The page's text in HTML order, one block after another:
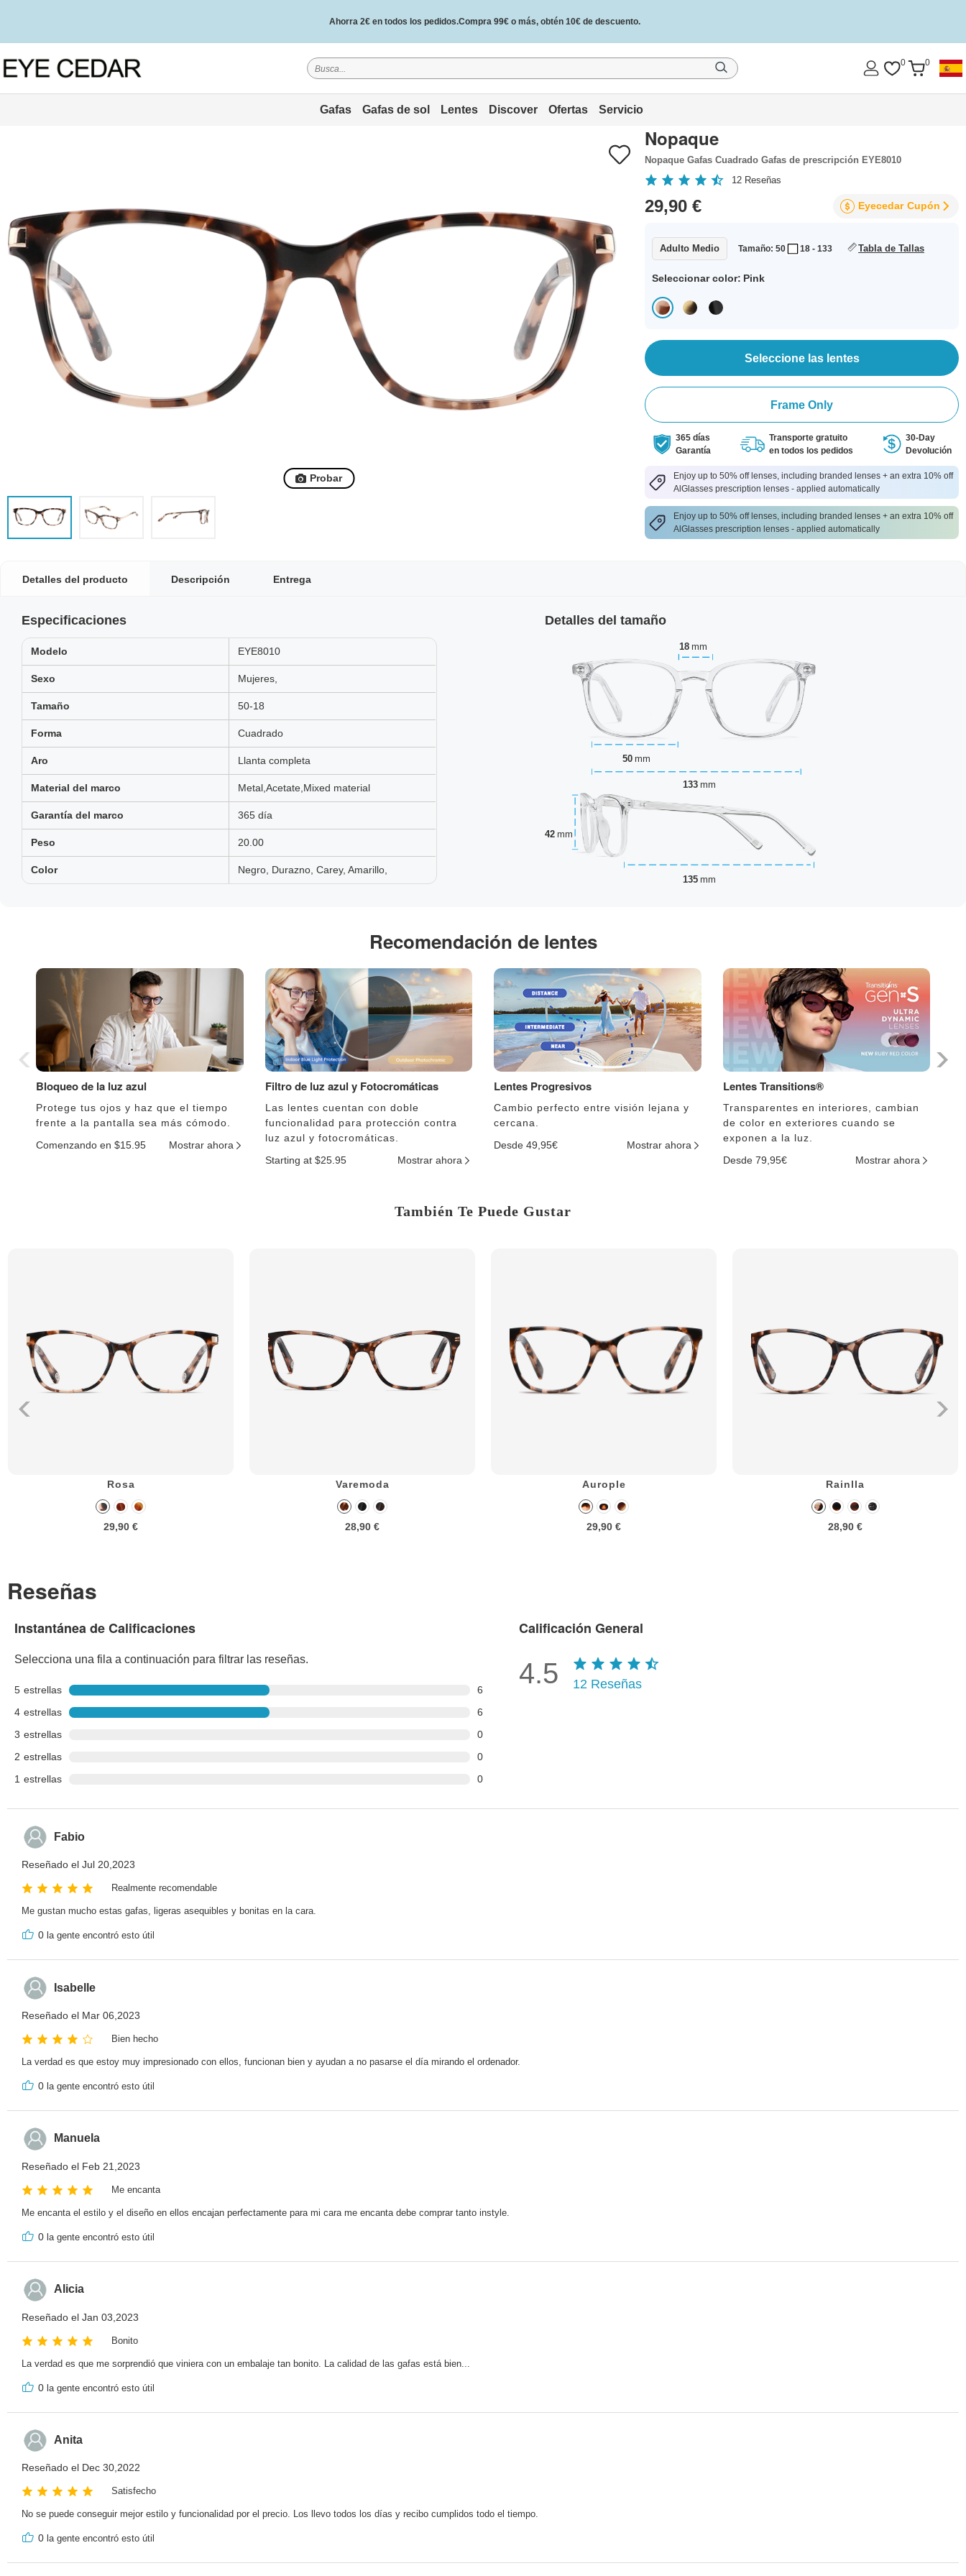
Ahorra 2€ en todos los pedidos.Compra 99€ o más, obtén 10€ de descuento.
2 años de garantía de calidad y 30 días de garantía de devolución del dinero. 0 0
Gafas Gafas de sol Lentes Discover Ofertas Servicio
Probar
Nopaque
Nopaque Gafas Cuadrado Gafas de prescripción EYE8010
12 Reseñas
29,90 € Eyecedar Cupón
Adulto Medio Tamaño: 50 18 - 133 Tabla de Tallas
Seleccionar color: Pink
Seleccione las lentes
Frame Only
365 días
Garantía
Transporte gratuito
en todos los pedidos
30-Day
Devolución
Enjoy up to 50% off lenses, including branded lenses + an extra 10% off
AlGlasses prescription lenses - applied automatically
Enjoy up to 50% off lenses, including branded lenses + an extra 10% off
AlGlasses prescription lenses - applied automatically
Detalles del producto Descripción Entrega
Especificaciones
Modelo EYE8010
Sexo Mujeres,
Tamaño 50-18
Forma Cuadrado
Aro Llanta completa
Material del marco Metal,Acetate,Mixed material
Garantía del marco 365 día
Peso 20.00
Color Negro, Durazno, Carey, Amarillo,
Detalles del tamaño
18 mm
50 mm
42 mm
133 mm
135 mm
Recomendación de lentes
Bloqueo de la luz azul
Protege tus ojos y haz que el tiempo
frente a la pantalla sea más cómodo.
Comenzando en $15.95
Mostrar ahora
Filtro de luz azul y Fotocromáticas
Las lentes cuentan con doble
funcionalidad para protección contra
luz azul y fotocromáticas.
Starting at $25.95
Mostrar ahora
Lentes Progresivos
Cambio perfecto entre visión lejana y
cercana.
Desde 49,95€
Mostrar ahora
Lentes Transitions®
Transparentes en interiores, cambian
de color en exteriores cuando se
exponen a la luz.
Desde 79,95€
Mostrar ahora
También Te Puede Gustar
Rosa
29,90 €
Varemoda
28,90 €
Aurople
29,90 €
Rainlla
28,90 €
Reseñas
Instantánea de Calificaciones
Selecciona una fila a continuación para filtrar las reseñas.
5 estrellas
6
4 estrellas
6
3 estrellas
0
2 estrellas
0
1 estrellas 0
Calificación General
4.5 12 Reseñas
Fabio
Reseñado el Jul 20,2023
Realmente recomendable
Me gustan mucho estas gafas, ligeras asequibles y bonitas en la cara.
0 la gente encontró esto útil
Isabelle
Reseñado el Mar 06,2023
Bien hecho
La verdad es que estoy muy impresionado con ellos, funcionan bien y ayudan a no pasarse el día mirando el ordenador.
0 la gente encontró esto útil
Manuela
Reseñado el Feb 21,2023
Me encanta
Me encanta el estilo y el diseño en ellos encajan perfectamente para mi cara me encanta debe comprar tanto instyle.
0 la gente encontró esto útil
Alicia
Reseñado el Jan 03,2023
Bonito
La verdad es que me sorprendió que viniera con un embalaje tan bonito. La calidad de las gafas está bien...
0 la gente encontró esto útil
Anita
Reseñado el Dec 30,2022
Satisfecho
No se puede conseguir mejor estilo y funcionalidad por el precio. Los llevo todos los días y recibo cumplidos todo el tiempo.
0 la gente encontró esto útil